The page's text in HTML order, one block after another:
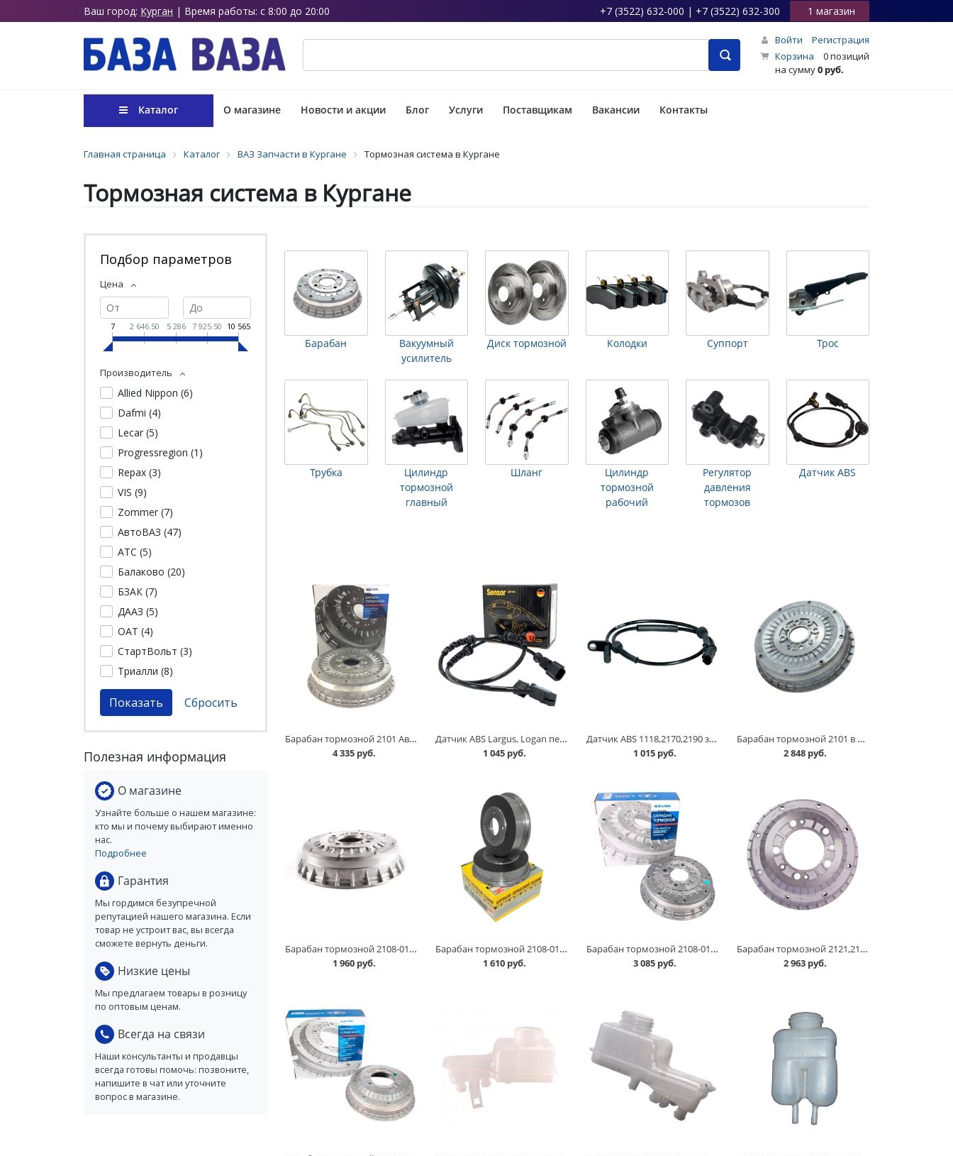
Ваш город: Курган | Время работы: с 8:00 до 20:00 +7 (3522) 632-000 | +7 (3522) 632-300 1 магазин
Войти
Регистрация
Корзина
0 позиций
на сумму0 руб.
Каталог О магазине Новости и акции Блог Услуги Поставщикам Вакансии Контакты
Главная страница Каталог ВАЗ Запчасти в Кургане Тормозная система в Кургане
Тормозная система в Кургане
Подбор параметров
Цена
7 2 646.50 5 286 7 925.50 10 565
Производитель
Allied Nippon (6)
Dafmi (4)
Lecar (5)
Progressregion (1 )
Repax (3)
VIS (9)
Zommer (7)
АвтоВАЗ (47)
АТС (5)
Балаково (20)
БЗАК (7)
ДААЗ (5)
ОАТ (4)
СтартВольт (3)
Триалли (8)
Полезная информация
О магазине
Узнайте больше о нашем магазине:
кто мы и почему выбирают именно
нас.
Подробнее
Гарантия
Мы гордимся безупречной
репутацией нашего магазина. Если
товар не устроит вас, вы всегда
сможете вернуть деньги.
Низкие цены
Мы предлагаем товары в розницу
по оптовым ценам.
Всегда на связи
Наши консультанты и продавцы
всегда готовы помочь: позвоните,
напишите в чат или уточните
вопрос в магазине.
Барабан
Вакуумный
усилитель
Диск тормозной Колодки Суппорт Трос
Трубка
Цилиндр
тормозной
главный
Шланг
Цилиндр
тормозной
рабочий
Регулятор
давления
тормозов
Датчик ABS
Барабан тормозной 2101 АвтоВАЗ в Кургане
4 335 руб.
Датчик ABS Largus, Logan передний /0265008922/, Zommer в Кургане
1 045 руб.
Датчик ABS 1118,2170,2190 задний /0265007886/, СтартВольт в Кургане
1 015 руб.
Барабан тормозной 2101 в Кургане
2 848 руб.
Барабан тормозной 2108-015 в Кургане
1 960 руб.
Барабан тормозной 2108-015 /чугунный/ АТС в Кургане
1 610 руб.
Барабан тормозной 2108-015 АвтоВАЗ в Кургане
3 085 руб.
Барабан тормозной 2121,2123 в Кургане
2 963 руб.